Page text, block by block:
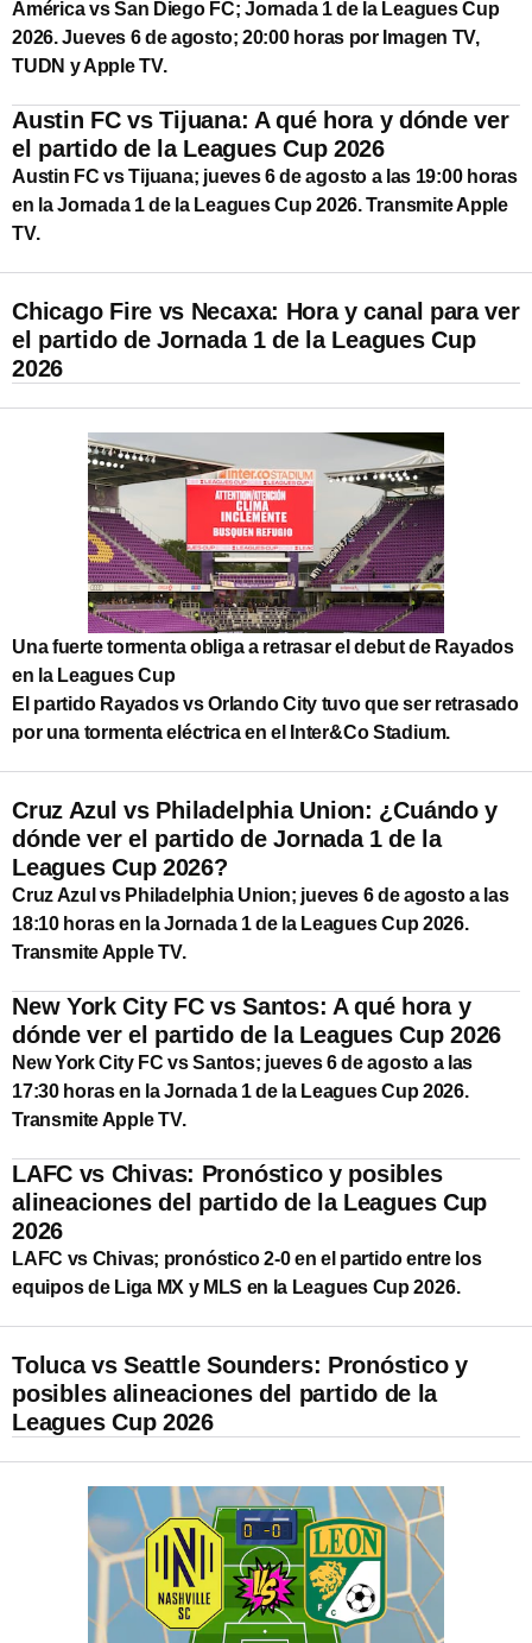
América vs San Diego FC; Jornada 1 de la Leagues Cup
2026. Jueves 6 de agosto; 20:00 horas por Imagen TV,
TUDN y Apple TV.
Austin FC vs Tijuana: A qué hora y dónde ver
el partido de la Leagues Cup 2026
Austin FC vs Tijuana; jueves 6 de agosto a las 19:00 horas
en la Jornada 1 de la Leagues Cup 2026. Transmite Apple
TV.
Chicago Fire vs Necaxa: Hora y canal para ver
el partido de Jornada 1 de la Leagues Cup
2026
Una fuerte tormenta obliga a retrasar el debut de Rayados
en la Leagues Cup
El partido Rayados vs Orlando City tuvo que ser retrasado
por una tormenta eléctrica en el Inter&Co Stadium.
Cruz Azul vs Philadelphia Union: ¿Cuándo y
dónde ver el partido de Jornada 1 de la
Leagues Cup 2026?
Cruz Azul vs Philadelphia Union; jueves 6 de agosto a las
18:10 horas en la Jornada 1 de la Leagues Cup 2026.
Transmite Apple TV.
New York City FC vs Santos: A qué hora y
dónde ver el partido de la Leagues Cup 2026
New York City FC vs Santos; jueves 6 de agosto a las
17:30 horas en la Jornada 1 de la Leagues Cup 2026.
Transmite Apple TV.
LAFC vs Chivas: Pronóstico y posibles
alineaciones del partido de la Leagues Cup
2026
LAFC vs Chivas; pronóstico 2-0 en el partido entre los
equipos de Liga MX y MLS en la Leagues Cup 2026.
Toluca vs Seattle Sounders: Pronóstico y
posibles alineaciones del partido de la
Leagues Cup 2026